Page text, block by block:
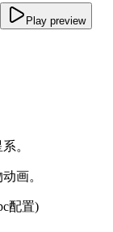
Play preview
。
画。
配置)